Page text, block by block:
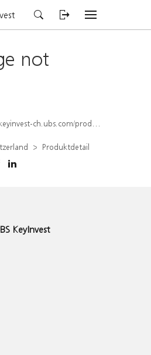
not
ch.ubs.com/produkt/detail/index/isin/CH1578498508
Produktdetail
KeyInvest